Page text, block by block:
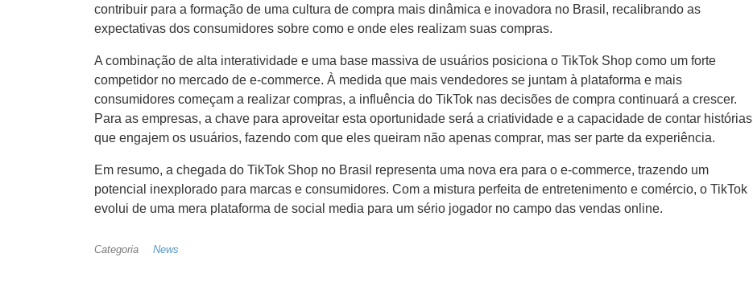
contribuir para a formação de uma cultura de compra mais dinâmica e inovadora no Brasil, recalibrando as
expectativas dos consumidores sobre como e onde eles realizam suas compras.
A combinação de alta interatividade e uma base massiva de usuários posiciona o TikTok Shop como um forte
competidor no mercado de e-commerce. À medida que mais vendedores se juntam à plataforma e mais
consumidores começam a realizar compras, a influência do TikTok nas decisões de compra continuará a crescer.
Para as empresas, a chave para aproveitar esta oportunidade será a criatividade e a capacidade de contar histórias
que engajem os usuários, fazendo com que eles queiram não apenas comprar, mas ser parte da experiência.
Em resumo, a chegada do TikTok Shop no Brasil representa uma nova era para o e-commerce, trazendo um
potencial inexplorado para marcas e consumidores. Com a mistura perfeita de entretenimento e comércio, o TikTok
evolui de uma mera plataforma de social media para um sério jogador no campo das vendas online.
Categoria News